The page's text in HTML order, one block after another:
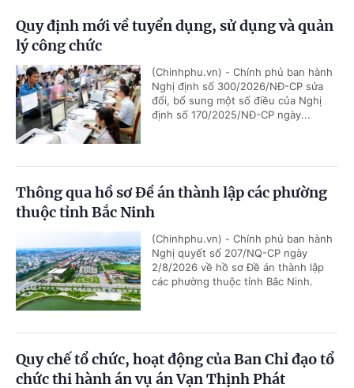
Quy định mới về tuyển dụng, sử dụng và quản
lý công chức
(Chinhphu.vn) - Chính phủ ban hành
Nghị định số 300/2026/NĐ-CP sửa
đổi, bổ sung một số điều của Nghị
định số 170/2025/NĐ-CP ngày...
Thông qua hồ sơ Đề án thành lập các phường
thuộc tỉnh Bắc Ninh
(Chinhphu.vn) - Chính phủ ban hành
Nghị quyết số 207/NQ-CP ngày
2/8/2026 về hồ sơ Đề án thành lập
các phường thuộc tỉnh Bắc Ninh.
Quy chế tổ chức, hoạt động của Ban Chỉ đạo tổ
chức thi hành án vụ án Vạn Thịnh Phát